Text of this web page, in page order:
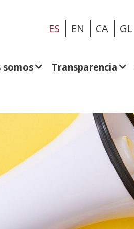
ES EN CA GL
somos Transparencia